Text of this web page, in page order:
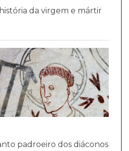
da virgem e mártir
padroeiro dos diáconos